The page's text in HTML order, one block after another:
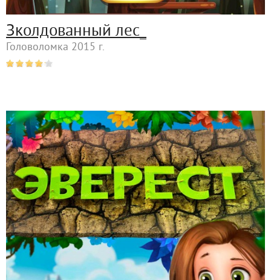
Зколдованный лес_
Головоломка 2015 г.